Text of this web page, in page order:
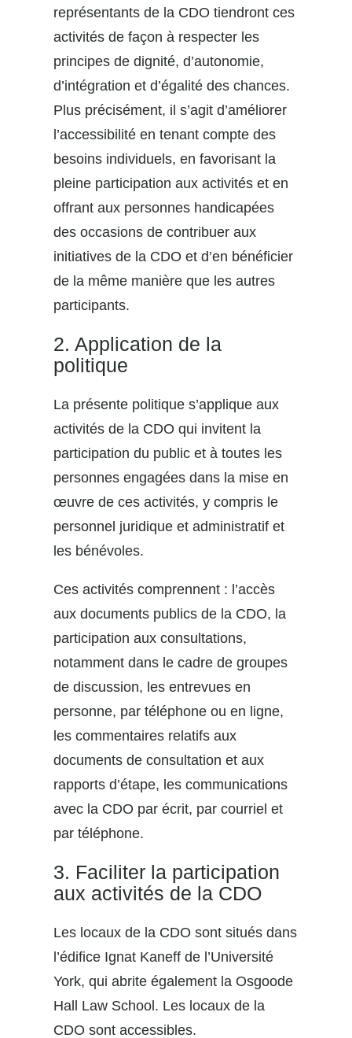
représentants de la CDO tiendront ces
activités de façon à respecter les
principes de dignité, d’autonomie,
d’intégration et d’égalité des chances.
Plus précisément, il s’agit d’améliorer
l’accessibilité en tenant compte des
besoins individuels, en favorisant la
pleine participation aux activités et en
offrant aux personnes handicapées
des occasions de contribuer aux
initiatives de la CDO et d’en bénéficier
de la même manière que les autres
participants.
2. Application de la
politique
La présente politique s’applique aux
activités de la CDO qui invitent la
participation du public et à toutes les
personnes engagées dans la mise en
œuvre de ces activités, y compris le
personnel juridique et administratif et
les bénévoles.
Ces activités comprennent : l’accès
aux documents publics de la CDO, la
participation aux consultations,
notamment dans le cadre de groupes
de discussion, les entrevues en
personne, par téléphone ou en ligne,
les commentaires relatifs aux
documents de consultation et aux
rapports d’étape, les communications
avec la CDO par écrit, par courriel et
par téléphone.
3. Faciliter la participation
aux activités de la CDO
Les locaux de la CDO sont situés dans
l’édifice Ignat Kaneff de l’Université
York, qui abrite également la Osgoode
Hall Law School. Les locaux de la
CDO sont accessibles.